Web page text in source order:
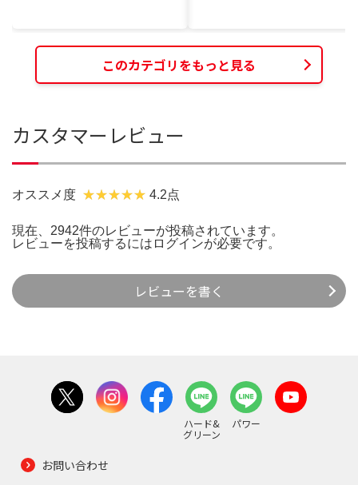
このカテゴリをもっと見る
カスタマーレビュー
オススメ度 4.2点
現在、2942件のレビューが投稿されています。
レビューを投稿するには ログインが必要です。
レビューを書く
ハード&
グリーン
パワー
お問い合わせ